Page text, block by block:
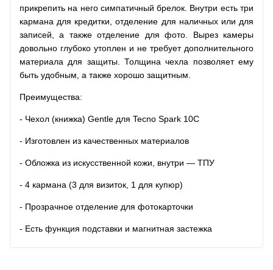
прикрепить на него симпатичный брелок. Внутри есть три
кармана для кредитки, отделение для наличных или для
записей, а также отделение для фото. Вырез камеры
довольно глубоко утоплен и не требует дополнительного
материала для защиты. Толщина чехла позволяет ему
быть удобным, а также хорошо защитным.
Преимущества:
- Чехол (книжка) Gentle для Tecno Spark 10C
- Изготовлен из качественных материалов
- Обложка из искусственной кожи, внутри — ТПУ
- 4 кармана (3 для визиток, 1 для купюр)
- Прозрачное отделение для фотокарточки
- Есть функция подставки и магнитная застежка